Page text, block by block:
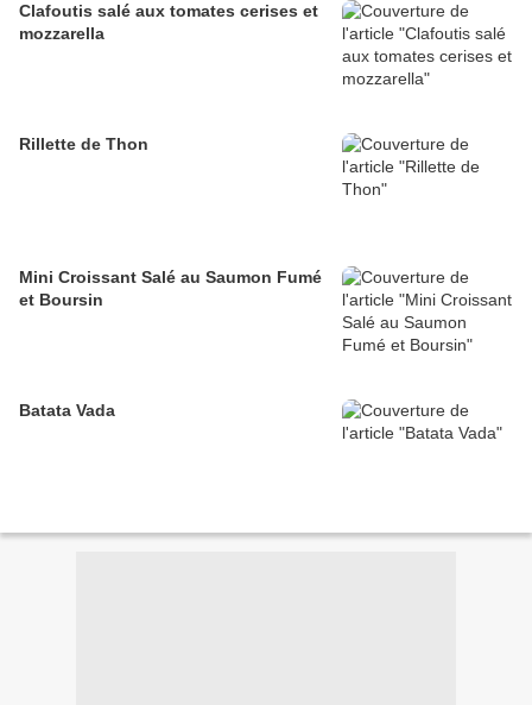
Clafoutis salé aux tomates cerises et
mozzarella
Rillette de Thon
Mini Croissant Salé au Saumon Fumé
et Boursin
Batata Vada